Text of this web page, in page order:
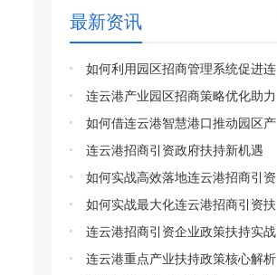
最新资讯
如何利用园区招商管理系统促进连
连云港产业园区招商策略优化助力
如何借连云港智慧港口推动园区产
连云港招商引资政府扶持新机遇
如何实战高效落地连云港招商引资
如何实战最大化连云港招商引资扶
连云港招商引资企业政策扶持实战
连云港重点产业扶持政策核心解析